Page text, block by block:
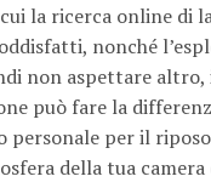
la ricerca online di
nonché
non aspettare
può fare la
per il
della tua